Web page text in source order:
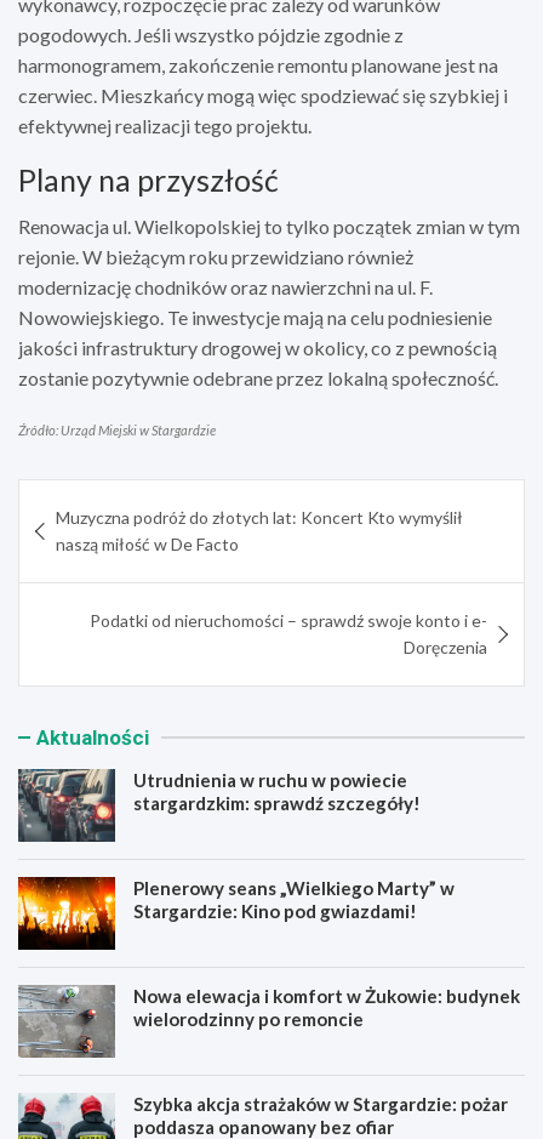
pogodowych. Jeśli wszystko pójdzie zgodnie z
harmonogramem, zakończenie remontu planowane jest na
czerwiec. Mieszkańcy mogą więc spodziewać się szybkiej i
efektywnej realizacji tego projektu.
Plany na przyszłość
Renowacja ul. Wielkopolskiej to tylko początek zmian w tym
rejonie. W bieżącym roku przewidziano również
modernizację chodników oraz nawierzchni na ul. F.
Nowowiejskiego. Te inwestycje mają na celu podniesienie
jakości infrastruktury drogowej w okolicy, co z pewnością
zostanie pozytywnie odebrane przez lokalną społeczność.
Źródło: Urząd Miejski w Stargardzie
wpisu
Muzyczna podróż do złotych lat: Koncert Kto wymyślił
naszą miłość w De Facto
Podatki od nieruchomości – sprawdź swoje konto i e-
Doręczenia
Aktualności
Utrudnienia w ruchu w powiecie
stargardzkim: sprawdź szczegóły!
Plenerowy seans „Wielkiego Marty” w
Stargardzie: Kino pod gwiazdami!
Nowa elewacja i komfort w Żukowie: budynek
wielorodzinny po remoncie
Szybka akcja strażaków w Stargardzie: pożar
poddasza opanowany bez ofiar